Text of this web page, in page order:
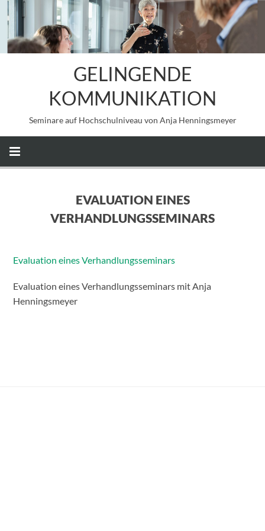
GELINGENDE
KOMMUNIKATION
Seminare auf Hochschulniveau von Anja Henningsmeyer
EVALUATION EINES
VERHANDLUNGSSEMINARS
Evaluation eines Verhandlungsseminars
Evaluation eines Verhandlungsseminars mit Anja
Henningsmeyer